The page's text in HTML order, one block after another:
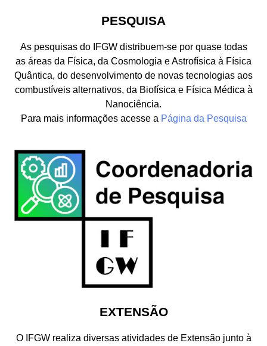
PESQUISA
As pesquisas do IFGW distribuem-se por quase todas
as áreas da Física, da Cosmologia e Astrofísica à Física
Quântica, do desenvolvimento de novas tecnologias aos
combustíveis alternativos, da Biofísica e Física Médica à
Nanociência.
Para mais informações acesse a Página da Pesquisa
EXTENSÃO
O IFGW realiza diversas atividades de Extensão junto à